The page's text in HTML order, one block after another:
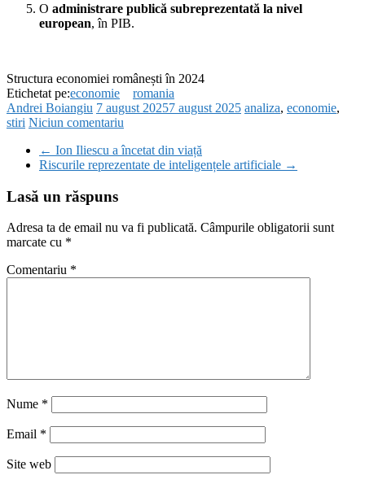
O administrare publică subreprezentată la nivel
european, în PIB.
Structura economiei românești în 2024
Etichetat pe:economie
romania
Andrei Boiangiu 7 august 20257 august 2025 analiza, economie,
stiri Niciun comentariu
← Ion Iliescu a încetat din viață
Riscurile reprezentate de inteligențele artificiale →
Lasă un răspuns
Adresa ta de email nu va fi publicată. Câmpurile obligatorii sunt
marcate cu *
Comentariu *
Nume *
Email *
Site web